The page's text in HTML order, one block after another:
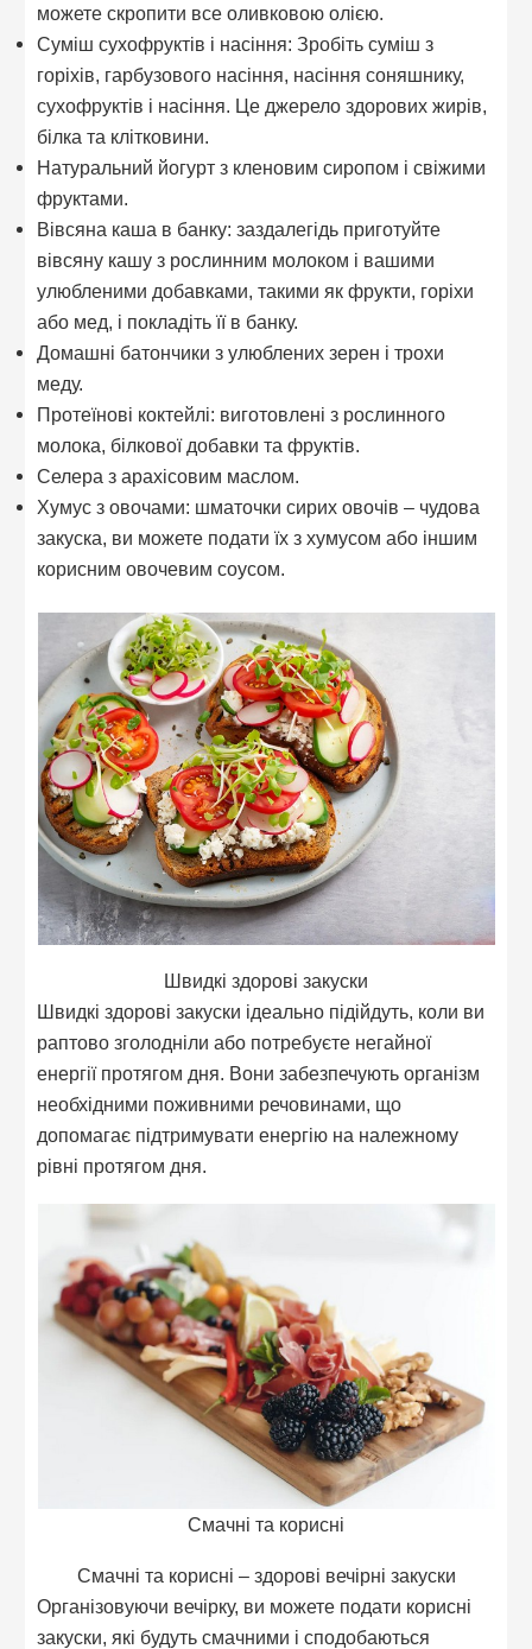
можете скропити все оливковою олією.
Суміш сухофруктів і насіння: Зробіть суміш з
горіхів, гарбузового насіння, насіння соняшнику,
сухофруктів і насіння. Це джерело здорових жирів,
білка та клітковини.
Натуральний йогурт з кленовим сиропом і свіжими
фруктами.
Вівсяна каша в банку: заздалегідь приготуйте
вівсяну кашу з рослинним молоком і вашими
улюбленими добавками, такими як фрукти, горіхи
або мед, і покладіть її в банку.
Домашні батончики з улюблених зерен і трохи
меду.
Протеїнові коктейлі: виготовлені з рослинного
молока, білкової добавки та фруктів.
Селера з арахісовим маслом.
Хумус з овочами: шматочки сирих овочів – чудова
закуска, ви можете подати їх з хумусом або іншим
корисним овочевим соусом.
Швидкі здорові закуски
Швидкі здорові закуски ідеально підійдуть, коли ви
раптово зголодніли або потребуєте негайної
енергії протягом дня. Вони забезпечують організм
необхідними поживними речовинами, що
допомагає підтримувати енергію на належному
рівні протягом дня.
Смачні та корисні
Смачні та корисні – здорові вечірні закуски
Організовуючи вечірку, ви можете подати корисні
закуски, які будуть смачними і сподобаються